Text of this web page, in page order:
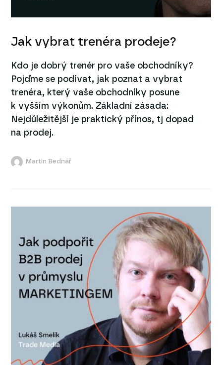
Jak vybrat trenéra prodeje?
Kdo je dobrý trenér pro vaše obchodníky?
Pojďme se podívat, jak poznat a vybrat
trenéra, který vaše obchodníky posune
k vyšším výkonům. Základní zásada:
Nejdůležitější je praktický přínos, tj dopad
na prodej.
Martin Bednář